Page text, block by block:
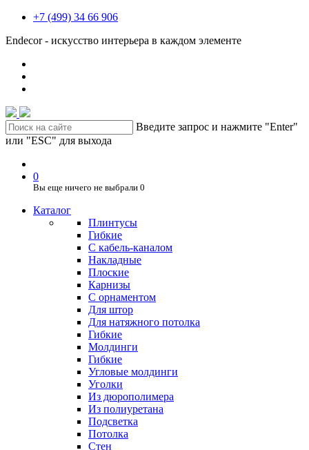
+7 (499) 34 66 906
Endecor - искусство интерьера в каждом элементе
Введите запрос и нажмите "Enter"
или "ESC" для выхода
0
Вы еще ничего не выбрали 0
Каталог
Плинтусы
Гибкие
C кабель-каналом
Накладные
Плоские
Карнизы
С орнаментом
Для штор
Для натяжного потолка
Гибкие
Молдинги
Гибкие
Угловые молдинги
Уголки
Из дюрополимера
Из полиуретана
Подсветка
Потолка
Стен